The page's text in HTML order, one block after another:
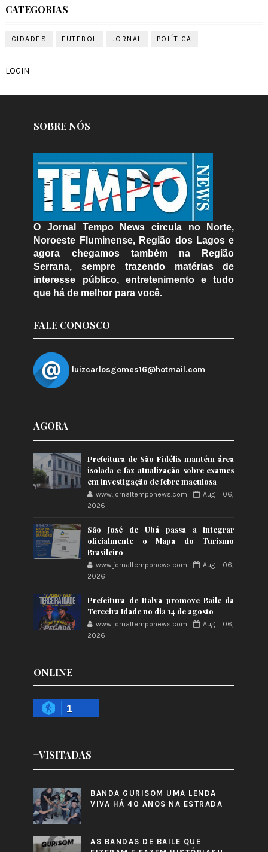
CATEGORIAS
CIDADES FUTEBOL JORNAL POLÍTICA
LOGIN
SOBRE NÓS
O Jornal Tempo News circula no Norte,
Noroeste Fluminense, Região dos Lagos e
agora chegamos também na Região
Serrana, sempre trazendo matérias de
interesse público, entretenimento e tudo
que há de melhor para você.
FALE CONOSCO
luizcarlosgomes16@hotmail.com
AGORA
Prefeitura de São Fidélis mantém área
isolada e faz atualização sobre exames
em investigação de febre maculosa
www.jornaltemponews.com
Aug 06,
2026
São José de Ubá passa a integrar
oficialmente o Mapa do Turismo
Brasileiro
www.jornaltemponews.com
Aug 06,
2026
Prefeitura de Italva promove Baile da
Terceira Idade no dia 14 de agosto
www.jornaltemponews.com
Aug 06,
2026
ONLINE
1
+VISITADAS
BANDA GURISOM UMA LENDA
VIVA HÁ 40 ANOS NA ESTRADA
AS BANDAS DE BAILE QUE